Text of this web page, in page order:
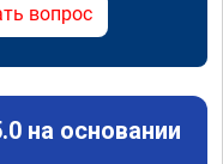
вопрос
на основании